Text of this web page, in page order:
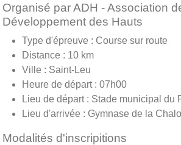
Organisé par ADH - Association
Développement des Hauts
Type d'épreuve : Course sur route
Distance : 10 km
Ville : Saint-Leu
Heure de départ : 07h00
Lieu de départ : Stade municipal du
Lieu d'arrivée : Gymnase de la
Modalités d'inscripitions